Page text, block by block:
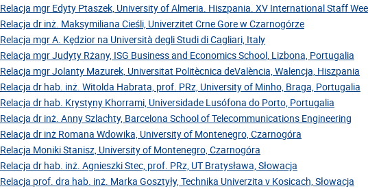
Relacja mgr Edyty Ptaszek, University of Almeria. Hiszpania. XV International Staff
Relacja dr inż. Maksymiliana Cieśli, Univerzitet Crne Gore w Czarnogórze
Relacja mgr A. Kędzior na Università degli Studi di Cagliari, Italy
Relacja mgr Judyty Rżany, ISG Business and Economics School, Lizbona, Portugalia
Relacja mgr Jolanty Mazurek, Universitat Politècnica deValència, Walencja, Hiszpania
Relacja dr hab. inż. Witolda Habrata, prof. PRz, University of Minho, Braga, Portugalia
Relacja dr hab. Krystyny Khorrami, Universidade Lusófona do Porto, Portugalia
Relacja dr inż. Anny Szlachty, Barcelona School of Telecommunications Engineering
Relacja dr inż Romana Wdowika, University of Montenegro, Czarnogóra
Relacja Moniki Stanisz, University of Montenegro, Czarnogóra
Relacja dr hab. inż. Agnieszki Stec, prof. PRz, UT Bratysława, Słowacja
Relacja prof. dra hab. inż. Marka Gosztyły, Technika Univerzita v Kosicach, Słowacja